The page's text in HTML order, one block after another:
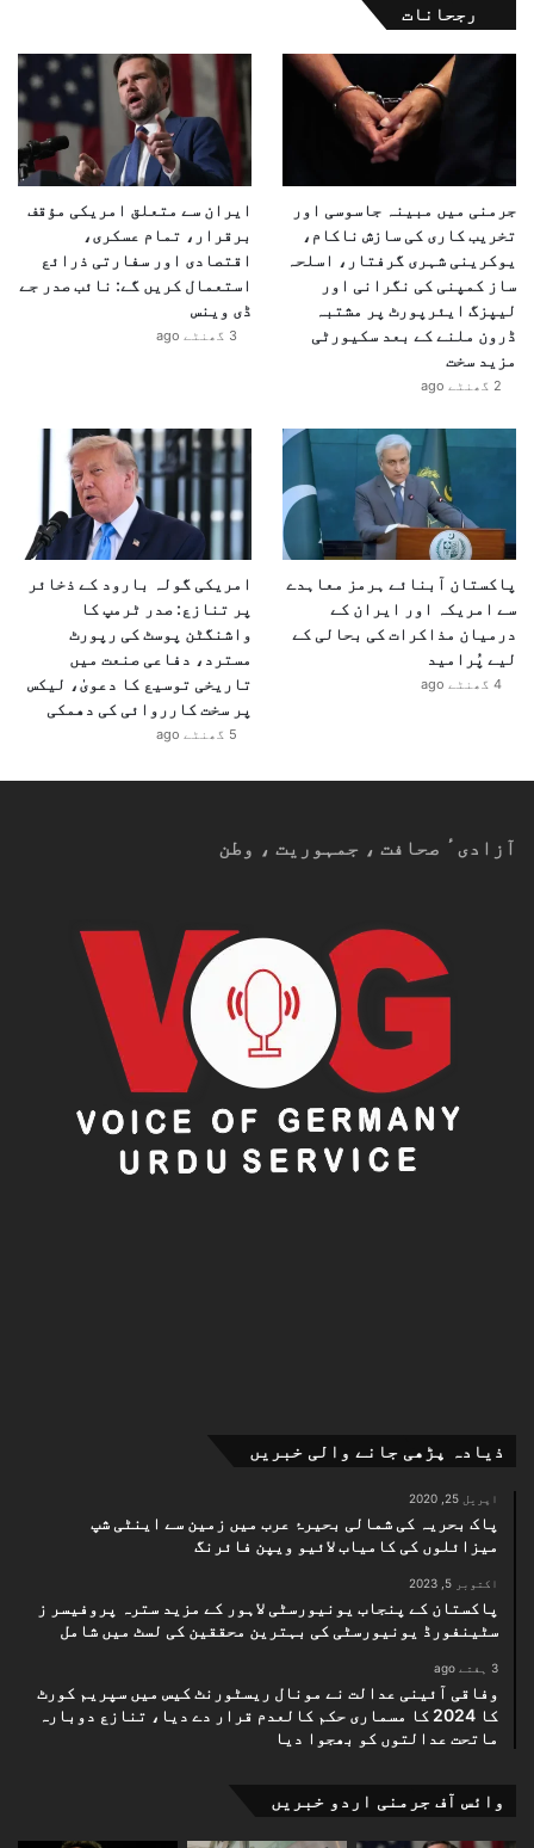
رجحانات
جرمنی میں مبینہ جاسوسی اور
تخریب کاری کی سازش ناکام،
یوکرینی شہری گرفتار، اسلحہ
ساز کمپنی کی نگرانی اور
لیپزگ ایئرپورٹ پر مشتبہ
ڈرون ملنے کے بعد سکیورٹی
مزید سخت
2 گھنٹے ago
ایران سے متعلق امریکی مؤقف
برقرار، تمام عسکری،
اقتصادی اور سفارتی ذرائع
استعمال کریں گے: نائب صدر جے
ڈی وینس
3 گھنٹے ago
پاکستان آبنائے ہرمز معاہدے
سے امریکہ اور ایران کے
درمیان مذاکرات کی بحالی کے
لیے پُرامید
4 گھنٹے ago
امریکی گولہ بارود کے ذخائر
پر تنازع: صدر ٹرمپ کا
واشنگٹن پوسٹ کی رپورٹ
مسترد، دفاعی صنعت میں
تاریخی توسیع کا دعویٰ، لیکس
پر سخت کارروائی کی دھمکی
5 گھنٹے ago
آزادیٴ صحافت ، جمہوریت ، وطن
ذیادہ پڑھی جانے والی خبریں
اپریل 25, 2020
پاک بحریہ کی شمالی بحیرۂ عرب میں زمین سے اینٹی شپ
میزائلوں کی کامیاب لائیو ویپن فائرنگ
اکتوبر 5, 2023
پاکستان کے پنجاب یونیورسٹی لاہور کے مزید سترہ پروفیسر ز
سٹینفورڈ یونیورسٹی کی بہترین محققین کی لسٹ میں شامل
3 ہفتے ago
وفاقی آئینی عدالت نے مونال ریسٹورنٹ کیس میں سپریم کورٹ
کا 2024 کا مسماری حکم کالعدم قرار دے دیا، تنازع دوبارہ
ماتحت عدالتوں کو بھجوا دیا
وائس آف جرمنی اردو خبریں